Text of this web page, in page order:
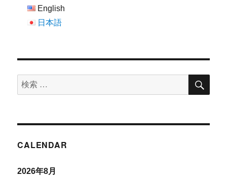
English
日本語
検
索
象:
検
CALENDAR
2026年8月